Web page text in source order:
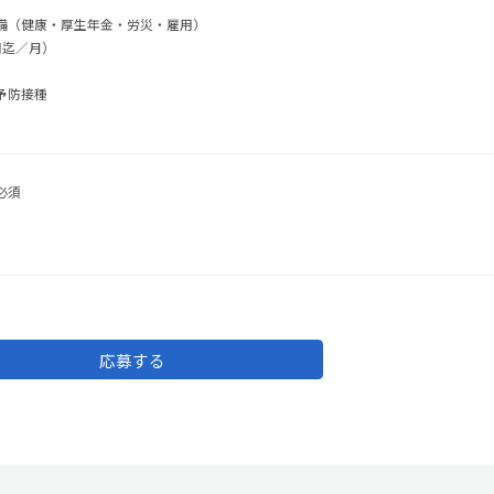
健康・厚生年金・労災・雇用）
／月）
防接種
須
応募する